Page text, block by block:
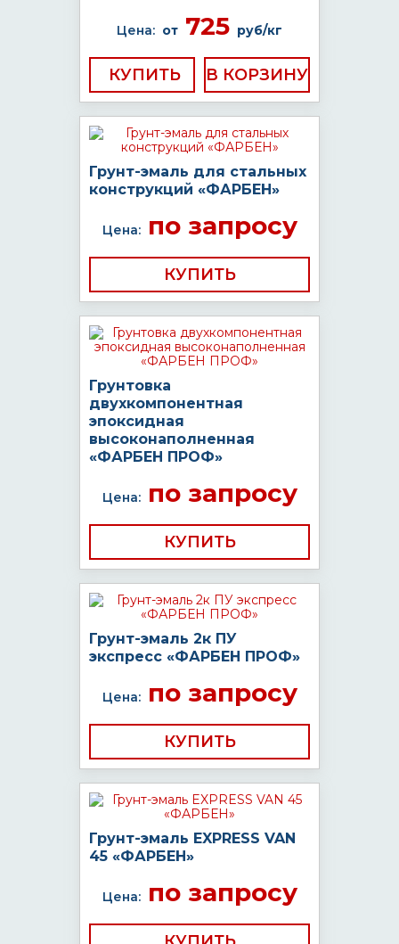
Цена: от 725 руб/кг
КУПИТЬ
Грунт-эмаль для стальных
конструкций «ФАРБЕН»
Цена:по запросу
КУПИТЬ
Грунтовка
двухкомпонентная
эпоксидная
высоконаполненная
«ФАРБЕН ПРОФ»
Цена:по запросу
КУПИТЬ
Грунт-эмаль 2к ПУ
экспресс «ФАРБЕН ПРОФ»
Цена:по запросу
КУПИТЬ
Грунт-эмаль EXPRESS VAN
45 «ФАРБЕН»
Цена:по запросу